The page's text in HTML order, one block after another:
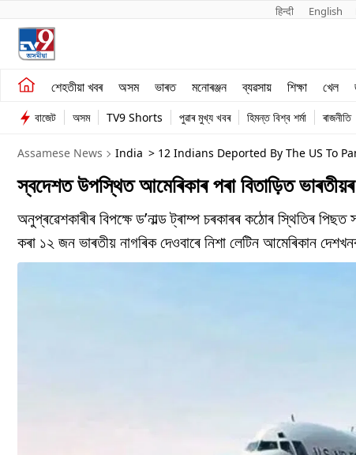
हिन्दी English
শেহতীয়া খবৰ অসম ভাৰত মনোৰঞ্জন ব্যৱসায় শিক্ষা খেল
শেহতীয়া খবৰ
অসম
ভাৰত
ব্যৱসায়
বাজেট অসম TV9 Shorts পুৱাৰ মুখ্য খবৰ হিমন্ত বিশ্ব শৰ্মা ৰাজনীতি
Assamese News India > 12 Indians Deported By The US To
স্বদেশত উপস্থিত আমেৰিকাৰ পৰা বিতাড়িত
অনুপ্ৰৱেশকাৰীৰ বিপক্ষে ড’নাল্ড ট্ৰাম্প চৰকাৰৰ কঠোৰ স্থিতিৰ
কৰা ১২ জন ভাৰতীয় নাগৰিক দেওবাৰে নিশা লেটিন আমেৰিকান